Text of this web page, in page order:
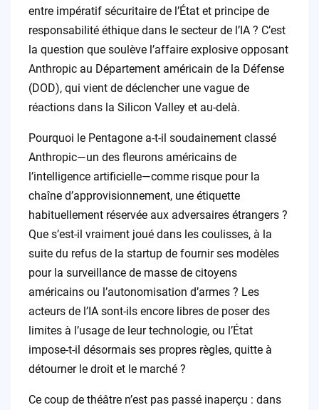
entre impératif sécuritaire de l’État et principe de
responsabilité éthique dans le secteur de l’IA ? C’est
la question que soulève l’affaire explosive opposant
Anthropic au Département américain de la Défense
(DOD), qui vient de déclencher une vague de
réactions dans la Silicon Valley et au-delà.
Pourquoi le Pentagone a-t-il soudainement classé
Anthropic—un des fleurons américains de
l’intelligence artificielle—comme risque pour la
chaîne d’approvisionnement, une étiquette
habituellement réservée aux adversaires étrangers ?
Que s’est-il vraiment joué dans les coulisses, à la
suite du refus de la startup de fournir ses modèles
pour la surveillance de masse de citoyens
américains ou l’autonomisation d’armes ? Les
acteurs de l’IA sont-ils encore libres de poser des
limites à l’usage de leur technologie, ou l’État
impose-t-il désormais ses propres règles, quitte à
détourner le droit et le marché ?
Ce coup de théâtre n’est pas passé inaperçu : dans